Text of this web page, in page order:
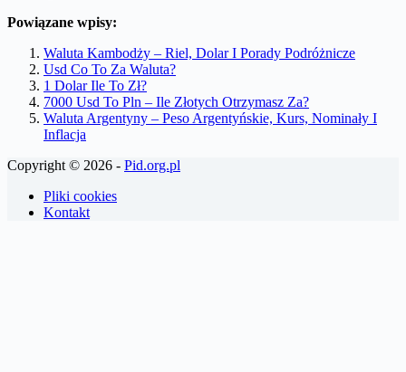
Powiązane wpisy:
Waluta Kambodży – Riel, Dolar I Porady Podróżnicze
Usd Co To Za Waluta?
1 Dolar Ile To Zł?
7000 Usd To Pln – Ile Złotych Otrzymasz Za?
Waluta Argentyny – Peso Argentyńskie, Kurs, Nominały I
Inflacja
Copyright © 2026 - Pid.org.pl
Pliki cookies
Kontakt